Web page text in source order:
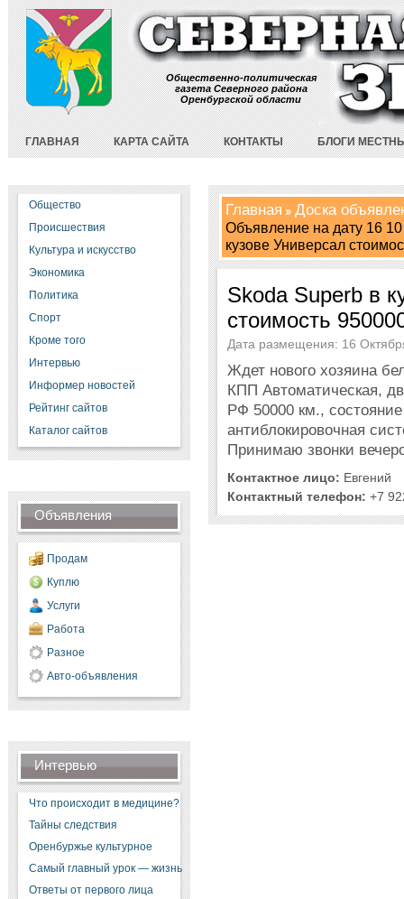
Общественно-политическая
газета Северного района
Оренбургской области
ГЛАВНАЯ КАРТА САЙТА КОНТАКТЫ БЛОГИ
Общество
Происшествия
Культура и искусство
Экономика
Политика
Спорт
Кроме того
Интервью
Информер новостей
Рейтинг сайтов
Каталог сайтов
Объявления
Продам
Куплю
Услуги
Работа
Разное
Авто-объявления
Интервью
Что происходит в медицине?
Тайны следствия
Оренбуржье культурное
Самый главный урок — жизнь
Ответы от первого лица
Главная Доска
Объявление на дату 16
кузове Универсал
Skoda Superb в
стоимость
Дата размещения: 16
Ждет нового хозяина
КПП Автоматическая,
РФ 50000 км.,
антиблокировочная
Принимаю звонки
Контактное лицо: Евгений
Контактный телефон: +7